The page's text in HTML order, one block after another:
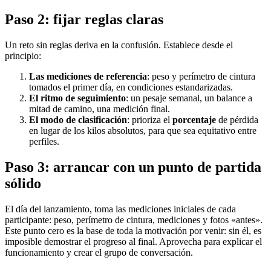
Paso 2: fijar reglas claras
Un reto sin reglas deriva en la confusión. Establece desde el
principio:
Las mediciones de referencia: peso y perímetro de cintura
tomados el primer día, en condiciones estandarizadas.
El ritmo de seguimiento: un pesaje semanal, un balance a
mitad de camino, una medición final.
El modo de clasificación: prioriza el porcentaje de pérdida
en lugar de los kilos absolutos, para que sea equitativo entre
perfiles.
Paso 3: arrancar con un punto de partida
sólido
El día del lanzamiento, toma las mediciones iniciales de cada
participante: peso, perímetro de cintura, mediciones y fotos «antes».
Este punto cero es la base de toda la motivación por venir: sin él, es
imposible demostrar el progreso al final. Aprovecha para explicar el
funcionamiento y crear el grupo de conversación.